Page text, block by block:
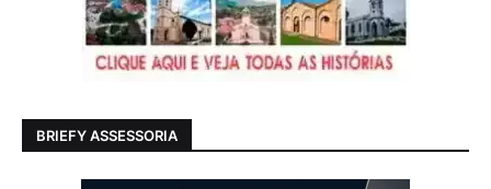
BRIEFY ASSESSORIA